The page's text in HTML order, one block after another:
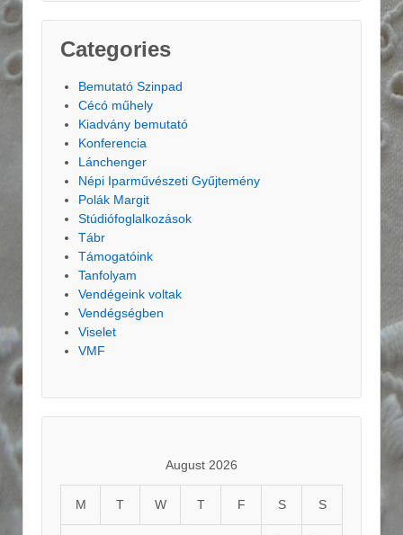
Categories
Bemutató Szinpad
Cécó műhely
Kiadvány bemutató
Konferencia
Lánchenger
Népi Iparművészeti Gyűjtemény
Polák Margit
Stúdiófoglalkozások
Tábr
Támogatóink
Tanfolyam
Vendégeink voltak
Vendégségben
Viselet
VMF
August 2026
M T W T F S S